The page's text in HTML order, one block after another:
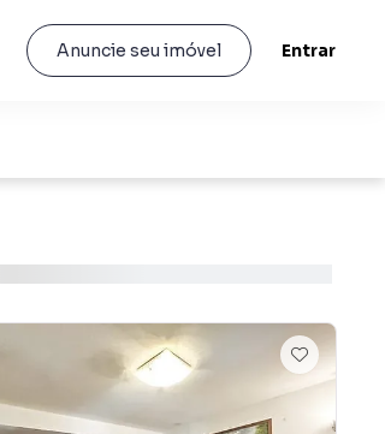
Anuncie seu imóvel Entrar